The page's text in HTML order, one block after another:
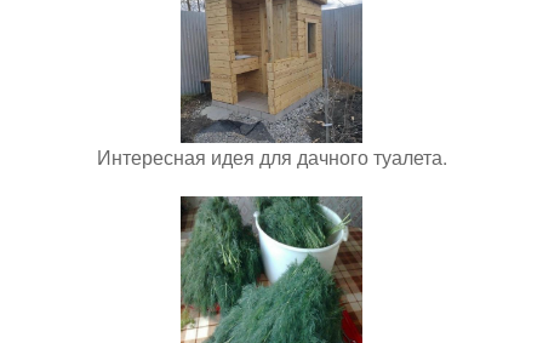
Интересная идея для дачного туалета.